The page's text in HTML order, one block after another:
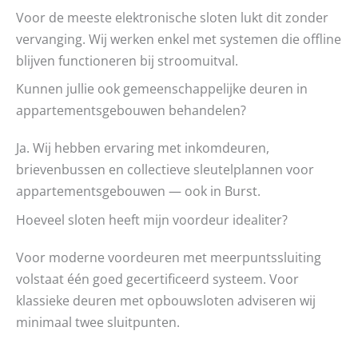
Voor de meeste elektronische sloten lukt dit zonder
vervanging. Wij werken enkel met systemen die offline
blijven functioneren bij stroomuitval.
Kunnen jullie ook gemeenschappelijke deuren in
appartementsgebouwen behandelen?
Ja. Wij hebben ervaring met inkomdeuren,
brievenbussen en collectieve sleutelplannen voor
appartementsgebouwen — ook in Burst.
Hoeveel sloten heeft mijn voordeur idealiter?
Voor moderne voordeuren met meerpuntssluiting
volstaat één goed gecertificeerd systeem. Voor
klassieke deuren met opbouwsloten adviseren wij
minimaal twee sluitpunten.